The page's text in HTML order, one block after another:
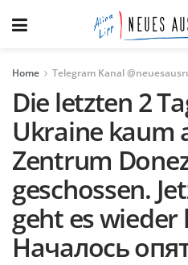
Home Telegram Kanal
Die letzten 2
Ukraine kaum
Zentrum
geschossen.
geht es wieder
Началось